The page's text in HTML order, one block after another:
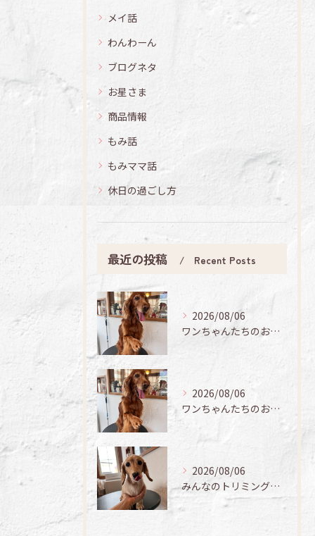
メイ話
わんわーん
ブログネタ
お星さま
商品情報
もみ話
もみママ話
休日の過ごし方
最近の投稿 Recent Posts
2026/08/06
ワンちゃんたちのお手入れ日記🐶✨
2026/08/06
ワンちゃんたちのお手入れ日記🐶✨
2026/08/06
みんなのトリミング日記🌟